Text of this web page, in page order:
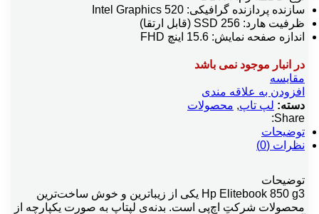
سازنده پردازنده گرافیکی: Intel Graphics 520
ظرفیت هارد: 256 SSD (قابل ارتقا)
اندازه صفحه نمایش: 15.6 اینچ FHD
در انبار موجود نمی باشد
مقایسه
افزودن به علاقه مندی
دسته: لپ تاپ, محصولات
Share:
توضیحات
نظرات (0)
توضیحات
Hp Elitebook 850 g3 یکی از زیباترین و خوش ساخت‌ترین
محصولات شرکتِ اچ‌پی است. بدنه‌ی لپتاپ به صورت یکپارچه از